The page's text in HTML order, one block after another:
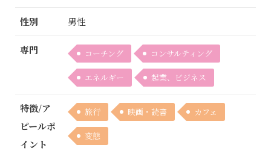
性別 男性
専門 コーチング コンサルティング
エネルギー 起業、ビジネス
特徴/ア
ピールポ
イント
旅行 映画・読書 カフェ
変態